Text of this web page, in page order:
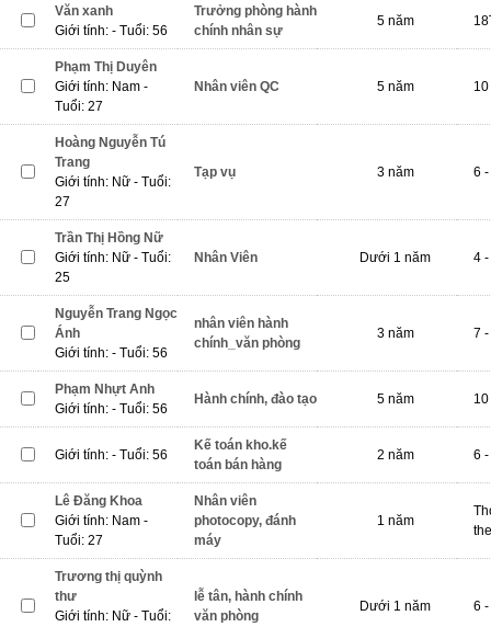
Văn xanh
Giới tính: - Tuổi: 56
Trưởng phòng hành
chính nhân sự
5 năm
Phạm Thị Duyên
Giới tính: Nam -
Tuổi: 27
Nhân viên QC 5 năm
Hoàng Nguyễn Tú
Trang
Giới tính: Nữ - Tuổi:
27
Tạp vụ 3 năm 6
Trần Thị Hồng Nữ
Giới tính: Nữ - Tuổi:
25
Nhân Viên Dưới 1 năm 4
Nguyễn Trang Ngọc
Ánh
Giới tính: - Tuổi: 56
nhân viên hành
chính_văn phòng
3 năm 7
Phạm Nhựt Anh
Giới tính: - Tuổi: 56
Hành chính, đào tạo 5 năm
Giới tính: - Tuổi: 56
Kế toán kho.kế
toán bán hàng
2 năm 6
Lê Đăng Khoa
Giới tính: Nam -
Tuổi: 27
Nhân viên
photocopy, đánh
máy
1 năm
Trương thị quỳnh
thư
Giới tính: Nữ - Tuổi:
lễ tân, hành chính
văn phòng
Dưới 1 năm 6